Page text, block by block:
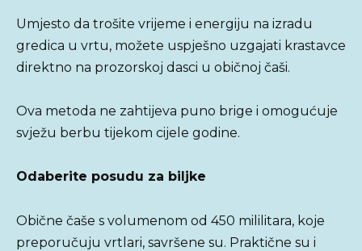
Umjesto da trošite vrijeme i energiju na izradu
gredica u vrtu, možete uspješno uzgajati krastavce
direktno na prozorskoj dasci u običnoj čaši.
Ova metoda ne zahtijeva puno brige i omogućuje
svježu berbu tijekom cijele godine.
Odaberite posudu za biljke
Obične čaše s volumenom od 450 mililitara, koje
preporučuju vrtlari, savršene su. Praktične su i